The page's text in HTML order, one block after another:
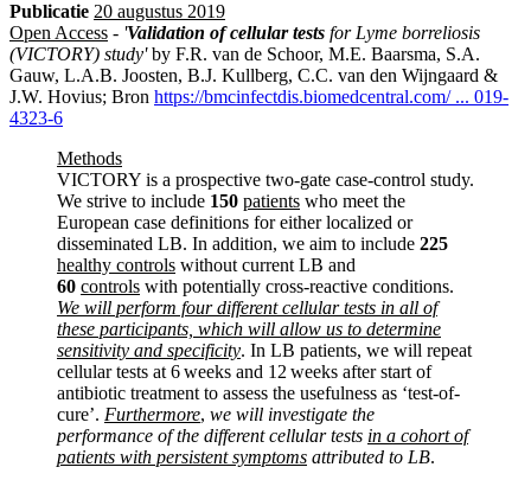
Publicatie 20 augustus 2019
Open Access - 'Validation of cellular tests for Lyme borreliosis
(VICTORY) study'by F.R. van de Schoor, M.E. Baarsma, S.A.
Gauw, L.A.B. Joosten, B.J. Kullberg, C.C. van den Wijngaard &
J.W. Hovius; Bron https://bmcinfectdis.biomedcentral.com/ ... 019-
4323-6
Methods
VICTORY is a prospective two-gate case-control study.
We strive to include 150 patients who meet the
European case definitions for either localized or
disseminated LB. In addition, we aim to include 225
healthy controls without current LB and
60 controls with potentially cross-reactive conditions.
We will perform four different cellular tests in all of
these participants, which will allow us to determine
sensitivity and specificity. In LB patients, we will repeat
cellular tests at 6 weeks and 12 weeks after start of
antibiotic treatment to assess the usefulness as ‘test-of-
cure’. Furthermore, we will investigate the
performance of the different cellular tests in a cohort of
patients with persistent symptoms attributed to LB.